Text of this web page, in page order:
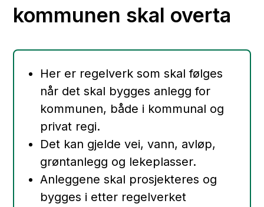
kommunen skal overta
Her er regelverk som skal følges
når det skal bygges anlegg for
kommunen, både i kommunal og
privat regi.
Det kan gjelde vei, vann, avløp,
grøntanlegg og lekeplasser.
Anleggene skal prosjekteres og
bygges i etter regelverket